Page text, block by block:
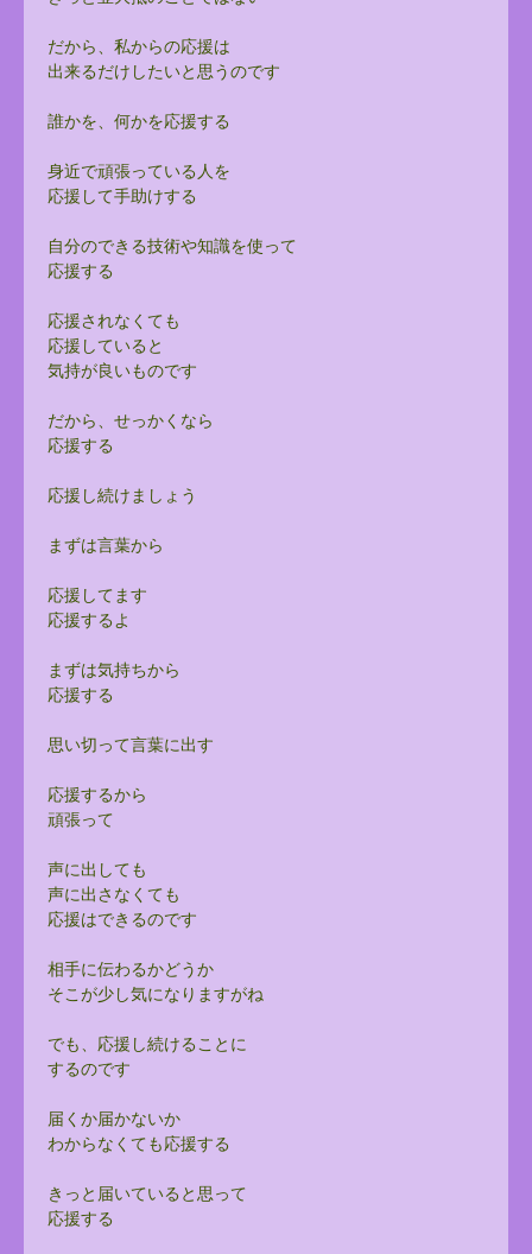
だから、私からの応援は
出来るだけしたいと思うのです
誰かを、何かを応援する
身近で頑張っている人を
応援して手助けする
自分のできる技術や知識を使って
応援する
応援されなくても
応援していると
気持が良いものです
だから、せっかくなら
応援する
応援し続けましょう
まずは言葉から
応援してます
応援するよ
まずは気持ちから
応援する
思い切って言葉に出す
応援するから
頑張って
声に出しても
声に出さなくても
応援はできるのです
相手に伝わるかどうか
そこが少し気になりますがね
でも、応援し続けることに
するのです
届くか届かないか
わからなくても応援する
きっと届いていると思って
応援する